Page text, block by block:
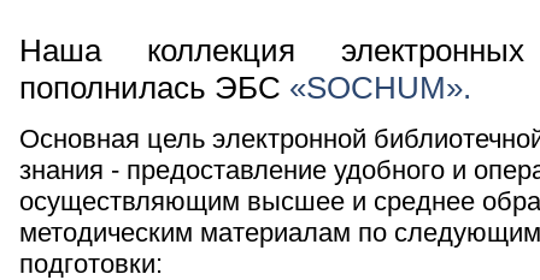
Наша коллекция
пополнилась ЭБС «SOCHUM».
Основная цель электронной
знания - предоставление удобного и
осуществляющим высшее и среднее
методическим материалам по
подготовки: